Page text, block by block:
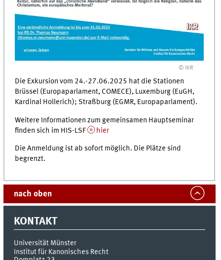
© IKR
Die Exkursion vom 24.-27.06.2025 hat die Stationen
Brüssel (Europaparlament, COMECE), Luxemburg (EuGH,
Kardinal Hollerich); Straßburg (EGMR, Europaparlament).
Weitere Informationen zum gemeinsamen Hauptseminar
finden sich im HIS-LSF
hier
Die Anmeldung ist ab sofort möglich. Die Plätze sind
begrenzt.
nach oben
KONTAKT
Universität Münster
Institut für Kanonisches Recht